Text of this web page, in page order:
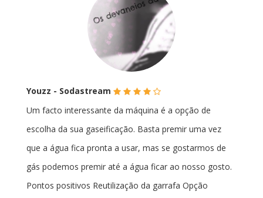
Youzz - Sodastream (*)(*)(*)(*)(
Um facto interessante da máquina é a opção de
escolha da sua gaseificação. Basta premir uma vez
que a água fica pronta a usar, mas se gostarmos de
gás podemos premir até a água ficar ao nosso gosto.
Pontos positivos Reutilização da garrafa Opção